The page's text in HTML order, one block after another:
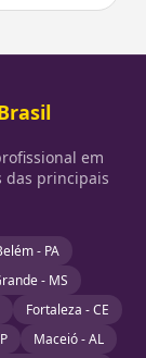
em
das principais
- PA
- MS
Fortaleza - CE
Maceió - AL